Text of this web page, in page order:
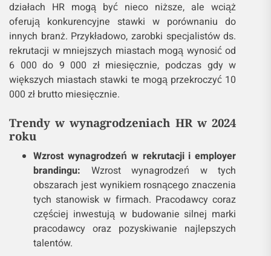
działach HR mogą być nieco niższe, ale wciąż
oferują konkurencyjne stawki w porównaniu do
innych branż. Przykładowo, zarobki specjalistów ds.
rekrutacji w mniejszych miastach mogą wynosić od
6 000 do 9 000 zł miesięcznie, podczas gdy w
większych miastach stawki te mogą przekroczyć 10
000 zł brutto miesięcznie.
Trendy w wynagrodzeniach HR w 2024
roku
Wzrost wynagrodzeń w rekrutacji i employer
brandingu: Wzrost wynagrodzeń w tych
obszarach jest wynikiem rosnącego znaczenia
tych stanowisk w firmach. Pracodawcy coraz
częściej inwestują w budowanie silnej marki
pracodawcy oraz pozyskiwanie najlepszych
talentów.